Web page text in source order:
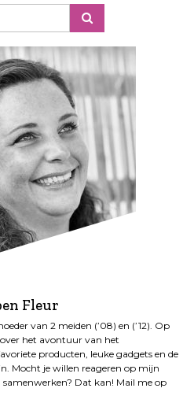
Fleur
van 2 meiden (’08) en (’12). Op
over het avontuur van het
producten, leuke gadgets en de
Mocht je willen reageren op mijn
Dat kan! Mail me op